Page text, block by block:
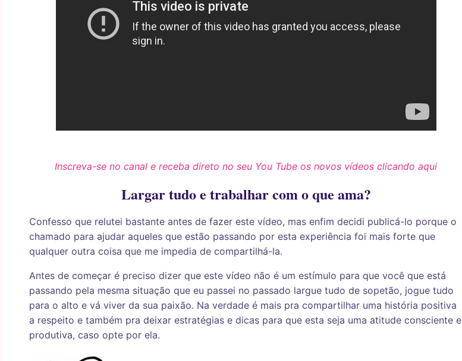
Inscreva-se no canal e receba direto no seu You Tube os novos vídeos clicando aqui
Largar tudo e trabalhar com o que ama?
Confesso que relutei bastante antes de fazer este vídeo, mas enfim decidi publicá-lo porque o
chamado para ajudar aqueles que estão passando por esta experiência foi mais forte que
qualquer outra coisa que me impedia de compartilhá-la.
Antes de começar é preciso dizer que este vídeo não é um estímulo para que você que está
passando pela mesma situação que eu passei no passado largue tudo de sopetão, jogue tudo
para o alto e vá viver da sua paixão. Na verdade é mais pra compartilhar uma história positiva
a respeito e também pra deixar estratégias e dicas para que esta seja uma atitude consciente e
produtiva, caso opte por ela.